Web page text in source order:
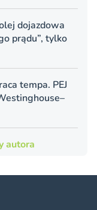
dojazdowa
prądu”, tylko
tempa. PEJ
autora